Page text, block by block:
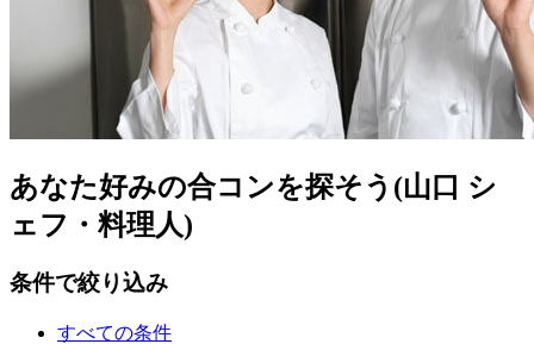
あなた好みの合コンを探そう(山口 シ
ェフ・料理人)
条件で絞り込み
すべての条件